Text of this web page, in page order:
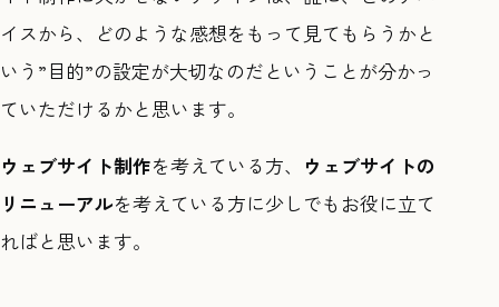
イスから、どのような感想をもって見てもらうかと
いう”目的”の設定が大切なのだということが分かっ
ていただけるかと思います。
ウェブサイト制作を考えている方、
ウェブサイトの
リニューアルを考えている方に少しでもお役に立て
ればと思います。